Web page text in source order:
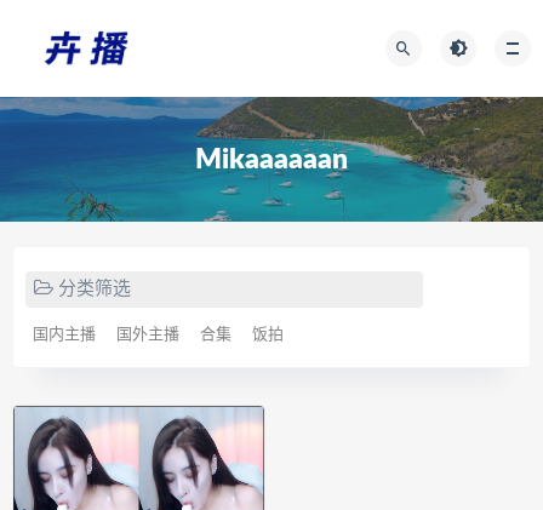
Mikaaaaaan
分类筛选
国内主播 国外主播 合集 饭拍